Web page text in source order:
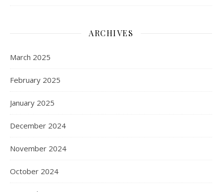
ARCHIVES
March 2025
February 2025
January 2025
December 2024
November 2024
October 2024